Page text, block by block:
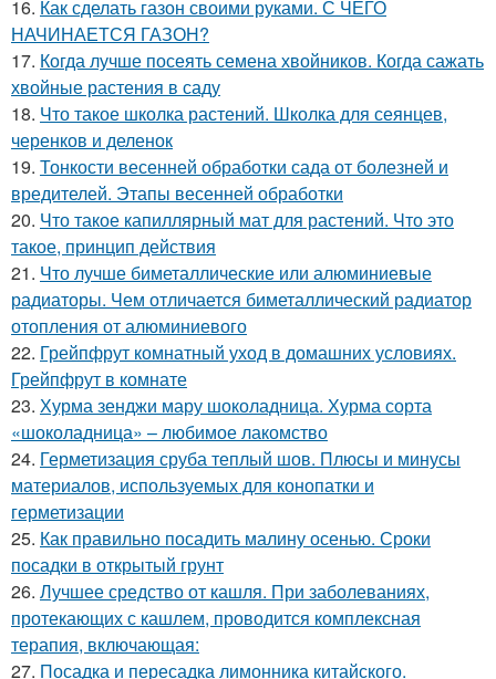
16. Как сделать газон своими руками. С ЧЕГО
НАЧИНАЕТСЯ ГАЗОН?
17. Когда лучше посеять семена хвойников. Когда сажать
хвойные растения в саду
18. Что такое школка растений. Школка для сеянцев,
черенков и деленок
19. Тонкости весенней обработки сада от болезней и
вредителей. Этапы весенней обработки
20. Что такое капиллярный мат для растений. Что это
такое, принцип действия
21. Что лучше биметаллические или алюминиевые
радиаторы. Чем отличается биметаллический радиатор
отопления от алюминиевого
22. Грейпфрут комнатный уход в домашних условиях.
Грейпфрут в комнате
23. Хурма зенджи мару шоколадница. Хурма сорта
«шоколадница» – любимое лакомство
24. Герметизация сруба теплый шов. Плюсы и минусы
материалов, используемых для конопатки и
герметизации
25. Как правильно посадить малину осенью. Сроки
посадки в открытый грунт
26. Лучшее средство от кашля. При заболеваниях,
протекающих с кашлем, проводится комплексная
терапия, включающая:
27. Посадка и пересадка лимонника китайского.